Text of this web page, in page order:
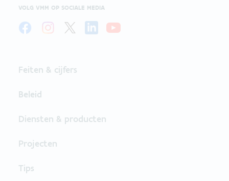
VOLG VMM OP SOCIALE MEDIA
Feiten & cijfers
Beleid
Diensten & producten
Projecten
Tips